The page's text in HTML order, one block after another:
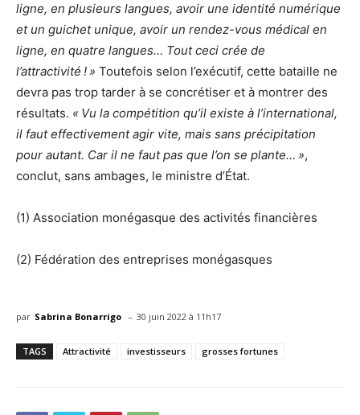
ligne, en plusieurs langues, avoir une identité numérique
et un guichet unique, avoir un rendez-vous médical en
ligne, en quatre langues… Tout ceci crée de
l’attractivité ! » Toutefois selon l’exécutif, cette bataille ne
devra pas trop tarder à se concrétiser et à montrer des
résultats. « Vu la compétition qu’il existe à l’international,
il faut effectivement agir vite, mais sans précipitation
pour autant. Car il ne faut pas que l’on se plante… »,
conclut, sans ambages, le ministre d’État.
(1) Association monégasque des activités financières
(2) Fédération des entreprises monégasques
par Sabrina Bonarrigo - 30 juin 2022 à 11h17
TAGS Attractivité investisseurs grosses fortunes